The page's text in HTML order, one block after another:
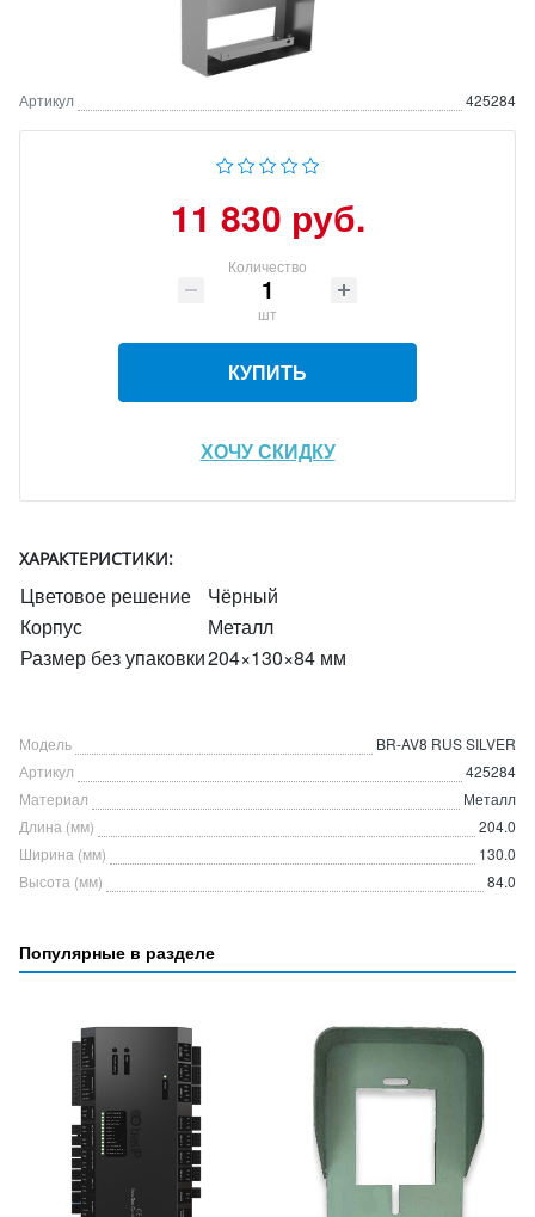
Артикул 425284
11 830 руб.
Количество
шт
КУПИТЬ
ХОЧУ СКИДКУ
ХАРАКТЕРИСТИКИ:
Цветовое решение
Чёрный
Корпус
Металл
Размер без упаковки204×130×84 мм
Модель
BR-AV8 RUS SILVER
Артикул
425284
Материал
Металл
Длина (мм)
204.0
Ширина (мм)
130.0
Высота (мм)
84.0
Популярные в разделе